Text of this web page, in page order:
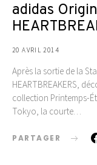
adidas
20 AVRIL 2014
Après la sortie de la
HEARTBREAKERS,
collection Printemps-
Tokyo, la courte…
PARTAGER